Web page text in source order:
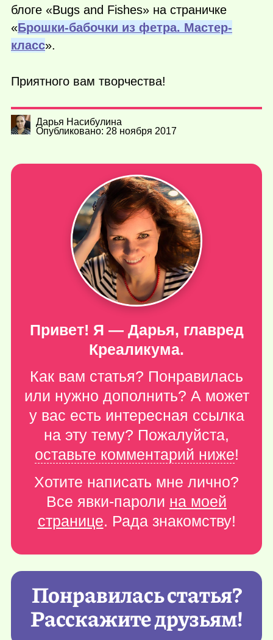
блоге «Bugs and Fishes» на страничке
«Брошки-бабочки из фетра. Мастер-
класс».
Приятного вам творчества!
Дарья Насибулина
Опубликовано: 28 ноября 2017
Привет! Я — Дарья, главред
Креаликума.
Как вам статья? Понравилась
или нужно дополнить? А может
у вас есть интересная ссылка
на эту тему? Пожалуйста,
оставьте комментарий ниже!
Хотите написать мне лично?
Все явки-пароли на моей
странице. Рада знакомству!
Понравилась статья?
Расскажите друзьям!